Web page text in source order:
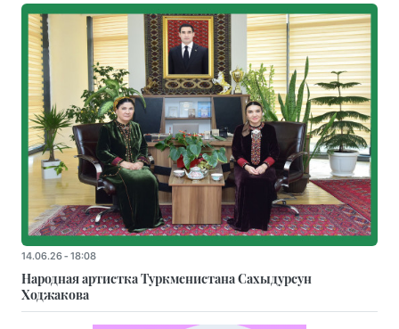
14.06.26 - 18:08
Народная артистка Туркменистана Сахыдурсун
Ходжакова